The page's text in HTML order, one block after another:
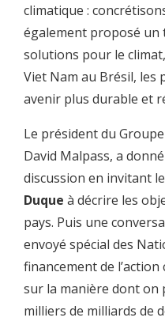
monde pour vous montrer
01:01 Vous allez écouter des
l'environnement.
Nous avons tant de bons
président de la Banque
parler de
l'importance de l'action
02:23 Le premier, c'est Ivan
02:25 et le deuxième, c'est Mark
02:30 pour le financement de
climatique :
également proposé un
solutions pour le
Viet Nam au Brésil, les
avenir plus durable et
Le président du
David Malpass, a
discussion en invitant
Duque à décrire les
pays. Puis une
envoyé spécial des
financement de l’action
sur la manière dont on
milliers de milliards de